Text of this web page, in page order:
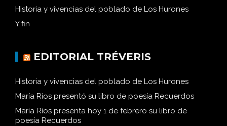
Historia y vivencias del poblado de Los Hurones
Y fin
EDITORIAL TRÉVERIS
Historia y vivencias del poblado de Los Hurones
María Ríos presentó su libro de poesía Recuerdos
María Ríos presenta hoy 1 de febrero su libro de
poesía Recuerdos